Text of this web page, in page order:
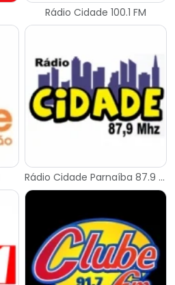
Rádio Cidade 100.1 FM
Rádio Cidade Parnaíba 87.9 FM